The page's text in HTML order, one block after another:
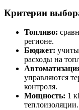
Критерии
Топливо:
регионе.
Бюджет:
расходы на
управляются
контроля.
Мощность: 1
теплоизоляции.